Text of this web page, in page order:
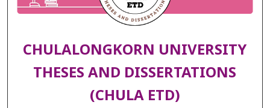
CHULALONGKORN UNIVERSITY
THESES AND DISSERTATIONS
(CHULA ETD)